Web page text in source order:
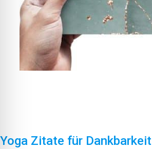
Yoga Zitate für Dankbarkeit